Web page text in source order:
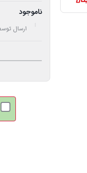
ناموجود
ارسال